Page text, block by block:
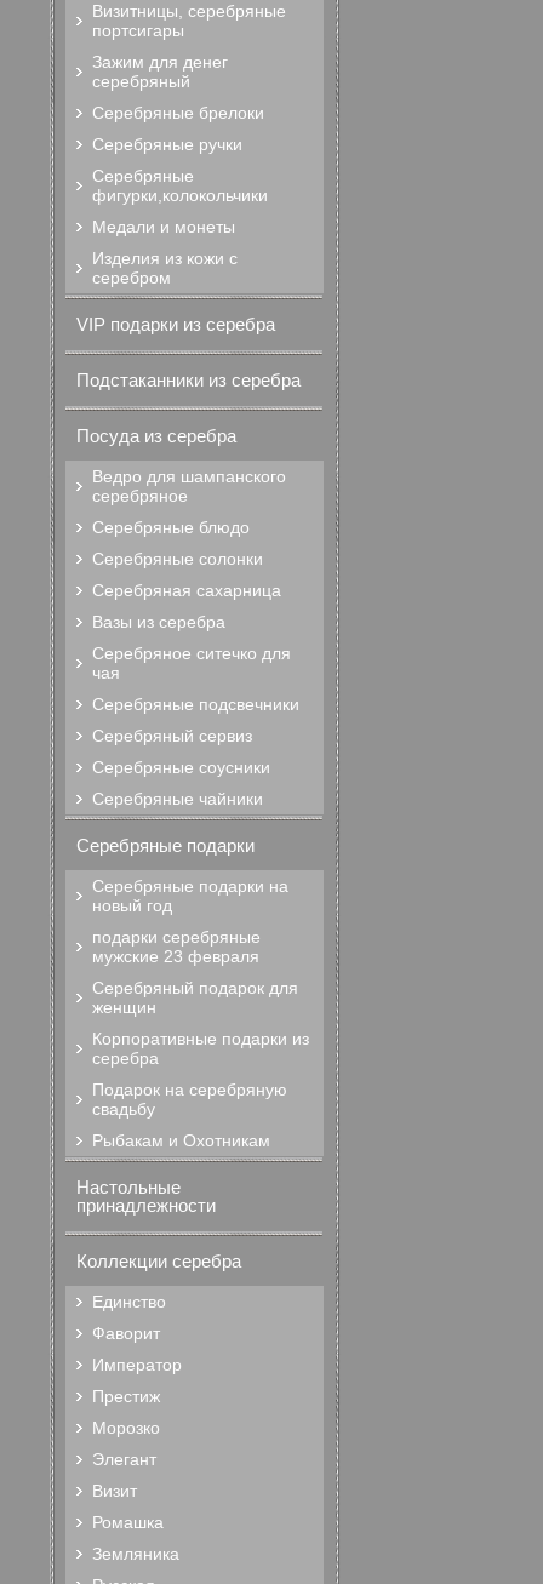
Визитницы, серебряные
портсигары
Зажим для денег
серебряный
Серебряные брелоки
Серебряные ручки
Серебряные
фигурки,колокольчики
Медали и монеты
Изделия из кожи с
серебром
VIP подарки из серебра
Подстаканники из серебра
Посуда из серебра
Ведро для шампанского
серебряное
Серебряные блюдо
Серебряные солонки
Серебряная сахарница
Вазы из серебра
Серебряное ситечко для
чая
Серебряные подсвечники
Серебряный сервиз
Серебряные соусники
Серебряные чайники
Серебряные подарки
Серебряные подарки на
новый год
подарки серебряные
мужские 23 февраля
Серебряный подарок для
женщин
Корпоративные подарки из
серебра
Подарок на серебряную
свадьбу
Рыбакам и Охотникам
Настольные
принадлежности
Коллекции серебра
Единство
Фаворит
Император
Престиж
Морозко
Элегант
Визит
Ромашка
Земляника